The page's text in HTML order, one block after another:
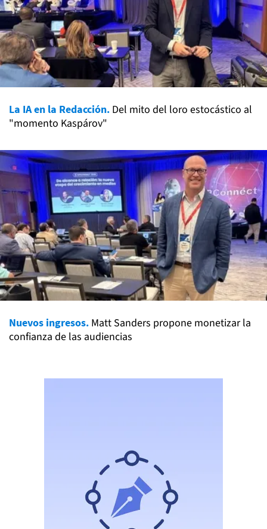
La IA en la Redacción. Del mito del loro estocástico al
"momento Kaspárov"
Nuevos ingresos. Matt Sanders propone monetizar la
confianza de las audiencias